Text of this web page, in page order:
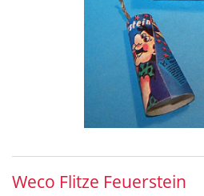
Weco Flitze Feuerstein